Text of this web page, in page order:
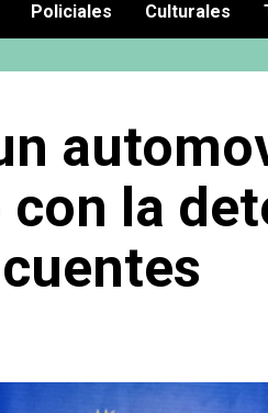
Policiales Culturales
la